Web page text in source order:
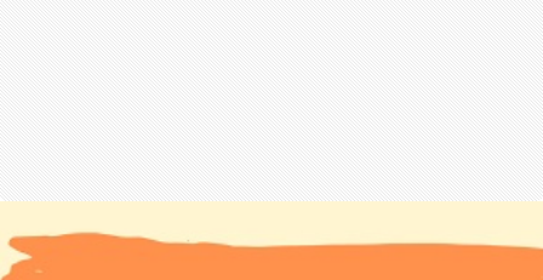
สุขภาพ
กีฬา
อาหาร, เครื่องดื่ม
ท่องเที่ยว
โรงแรม, ที่พัก
บ้าน, คอนโด, อสังหาฯ
ประกัน